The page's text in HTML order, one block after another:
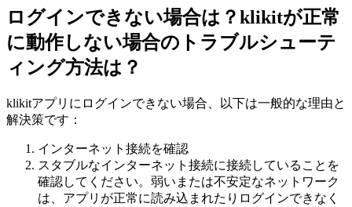
ログインできない場合は？klikitが正常
に動作しない場合のトラブルシューテ
ィング方法は？
klikitアプリにログインできない場合、以下は一般的な理由と
解決策です：
インターネット接続を確認
スタブルなインターネット接続に接続していることを
確認してください。弱いまたは不安定なネットワーク
は、アプリが正常に読み込まれたりログインできなく